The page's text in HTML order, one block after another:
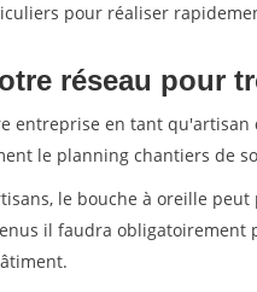
pour réaliser
réseau pour
entreprise en tant
le planning chantiers de
le bouche à oreille
il faudra obligatoirement